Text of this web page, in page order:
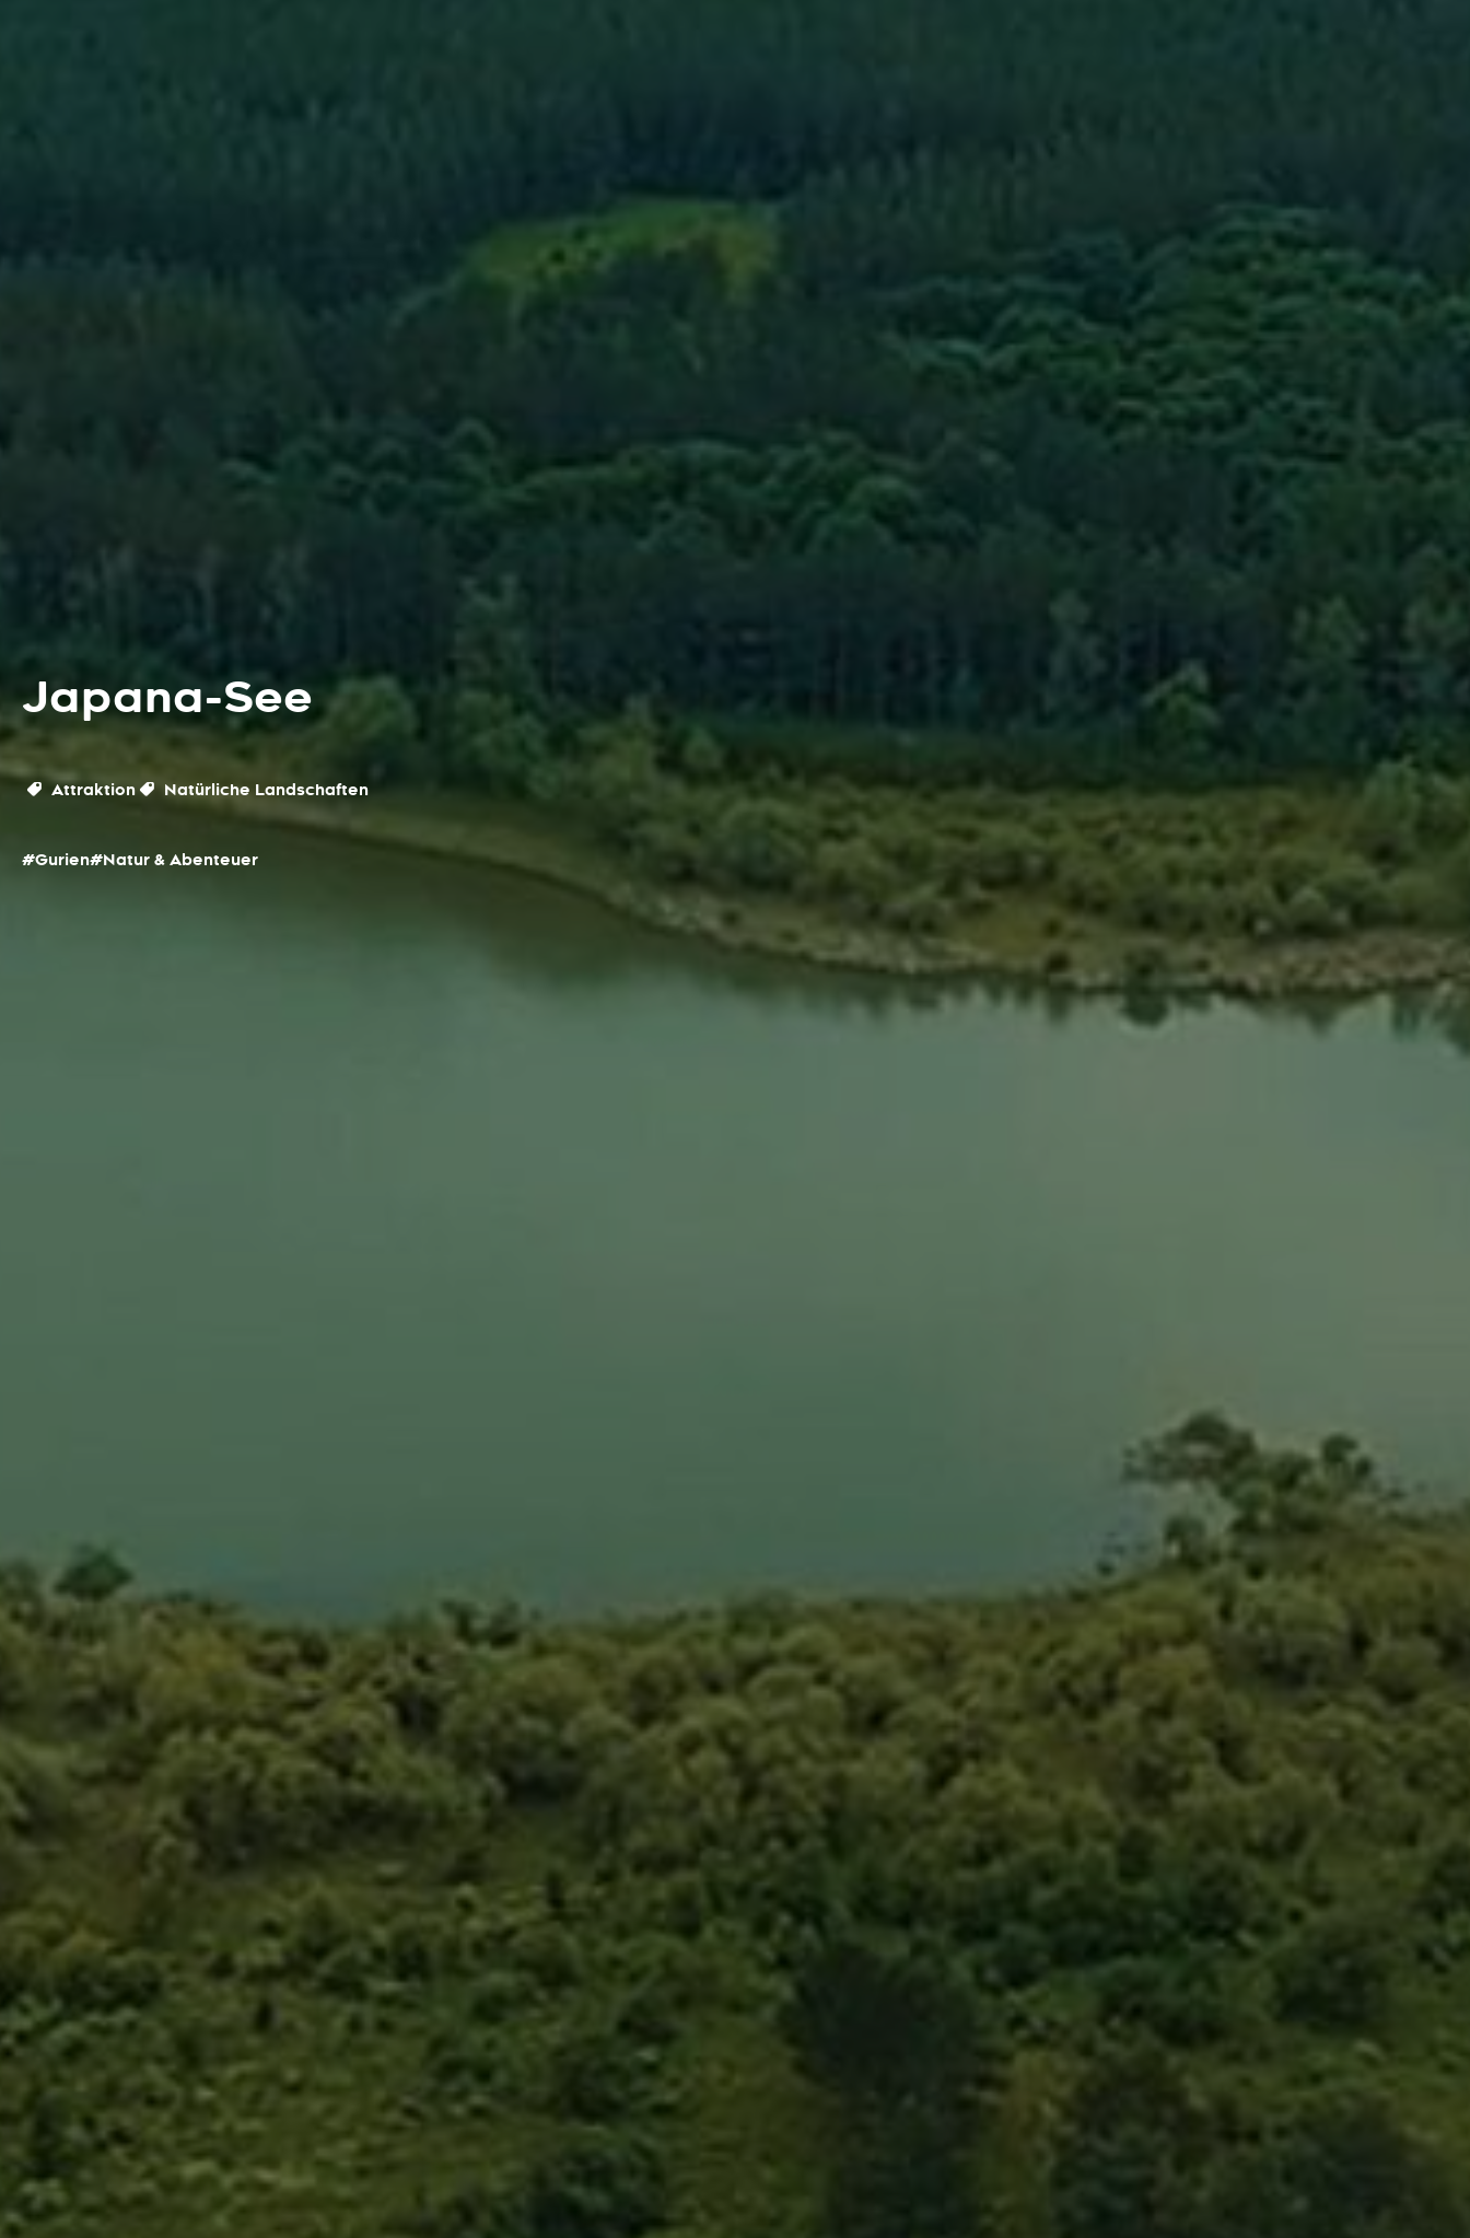
Japana-See
Attraktion Natürliche Landschaften
#Gurien#Natur & Abenteuer